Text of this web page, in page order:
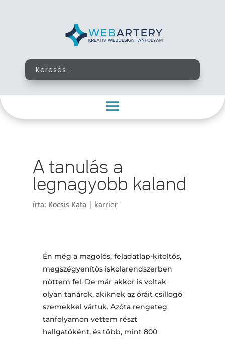
A tanulás a
legnagyobb kaland
írta: Kocsis Kata | karrier
Én még a magolós, feladatlap-kitöltős,
megszégyenítős iskolarendszerben
nőttem fel. De már akkor is voltak
olyan tanárok, akiknek az óráit csillogó
szemekkel vártuk. Azóta rengeteg
tanfolyamon vettem részt
hallgatóként, és több, mint 800